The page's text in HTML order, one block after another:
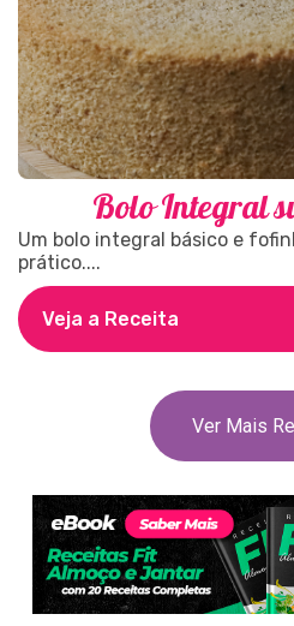
Bolo Integral
Um bolo integral básico e
prático....
Veja a Receita
Ver Mais